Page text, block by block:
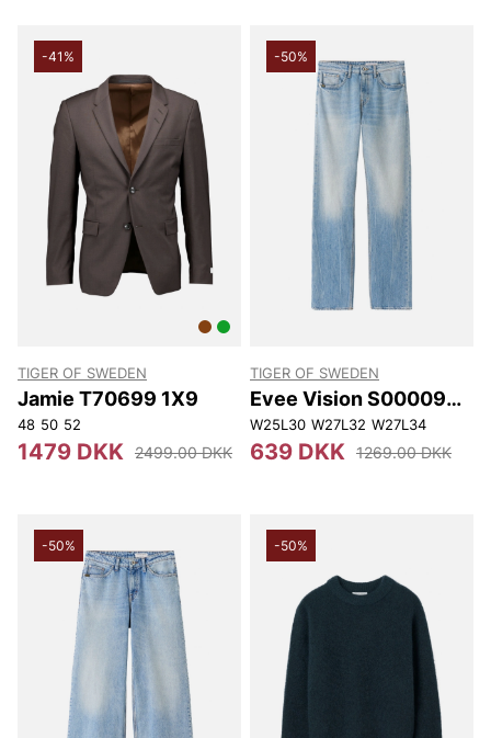
-41%
TIGER OF SWEDEN
Jamie T70699 1X9
48 50 52
1479 DKK 2499.00 DKK
-50%
TIGER OF SWEDEN
Evee Vision S00009
200
W25L30 W27L32 W27L34
639 DKK 1269.00 DKK
-50% -50%